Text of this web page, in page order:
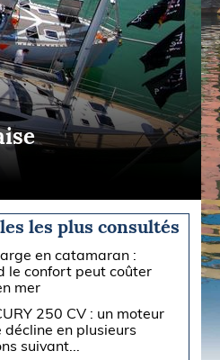
les plus consultés
en catamaran :
le confort peut coûter
mer
250 CV : un moteur
décline en plusieurs
suivant...